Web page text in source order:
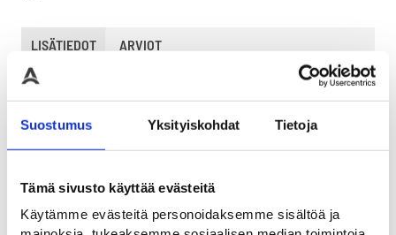
Suostumus Yksityiskohdat Tietoja
Tämä sivusto käyttää evästeitä
Käytämme evästeitä personoidaksemme sisältöä ja
LISÄTIEDOT ARVIOT
Lisätiedot
Korkeus
Leveys